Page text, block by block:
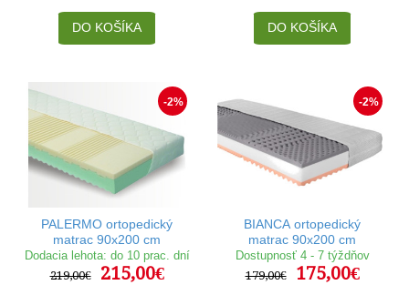
DO KOŠÍKA DO KOŠÍKA
-2%
PALERMO ortopedický
matrac 90x200 cm
Dodacia lehota: do 10 prac. dní
219,00€
215,00€
-2%
BIANCA ortopedický
matrac 90x200 cm
Dostupnosť 4 - 7 týždňov
179,00€
175,00€